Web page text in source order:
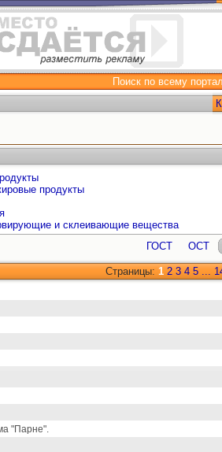
Поиск по всему
продукты
и склеивающие вещества
ГОСТ ОСТ
Страницы: 1 2 3 4 5 ...
"Парне".